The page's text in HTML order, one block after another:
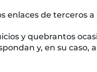
de terceros
y quebrantos
y, en su caso,